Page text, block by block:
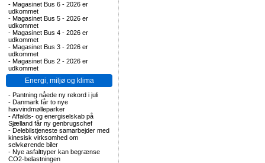
- Magasinet Bus 6 - 2026 er
udkommet
- Magasinet Bus 5 - 2026 er
udkommet
- Magasinet Bus 4 - 2026 er
udkommet
- Magasinet Bus 3 - 2026 er
udkommet
- Magasinet Bus 2 - 2026 er
udkommet
Energi, miljø og klima
- Pantning nåede ny rekord i juli
- Danmark får to nye
havvindmølleparker
-Affalds- og energiselskab på
Sjælland får ny genbrugschef
- Delebilstjeneste samarbejder med
kinesisk virksomhed om
selvkørende biler
- Nye asfalttyper kan begrænse
CO2-belastningen